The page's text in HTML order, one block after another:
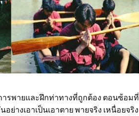
ารพายและฝึกท่าทางที่ถูกต้อง ตอนซ้อมที่
างเอาเป็นเอาตาย พายจริง เหนื่อยจริง